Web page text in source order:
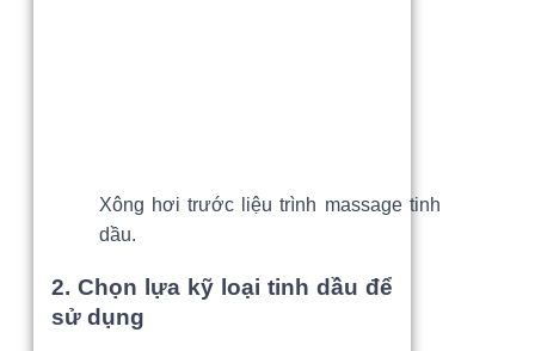
Xông hơi trước liệu trình massage tinh
dầu.
2. Chọn lựa kỹ loại tinh dầu để
sử dụng